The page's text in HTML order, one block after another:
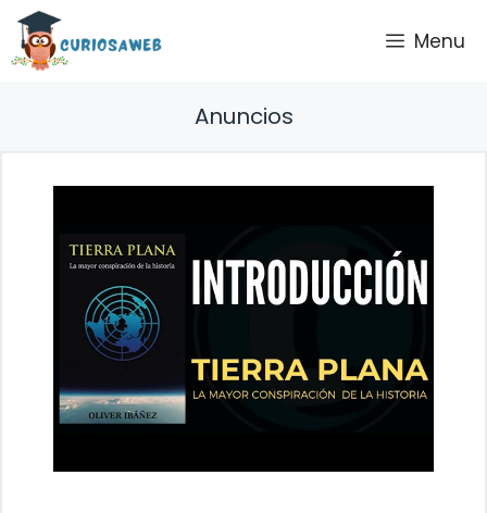
Saltar
contenido
Menu
Anuncios